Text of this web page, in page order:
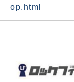
op.html